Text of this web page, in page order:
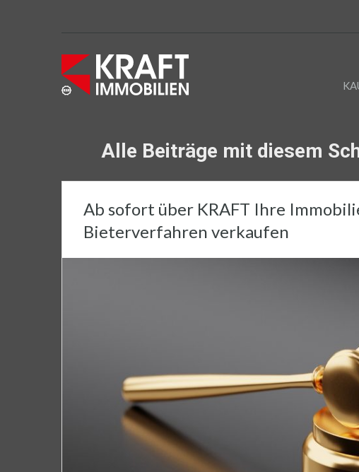
Alle Beiträge mit diesem
Ab sofort über KRAFT Ihre
Bieterverfahren verkaufen